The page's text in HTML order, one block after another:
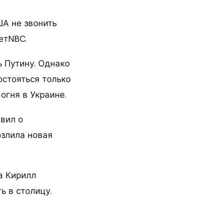
не звонить
Путину. Однако
только
в Украине.
о
новая
Кирилл
в столицу.